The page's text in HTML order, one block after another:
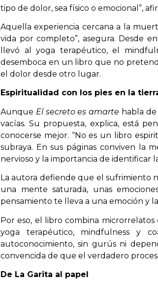
tipo de dolor, sea físico o emocional”,
Aquella experiencia cercana a la
vida por completo”, asegura. Desde
llevó al yoga terapéutico, el
desemboca en un libro que no
el dolor desde otro lugar.
Espiritualidad con los pies en la
Aunque El secreto es amarte habla
vacías. Su propuesta, explica, está
conocerse mejor. “No es un libro
subraya. En sus páginas conviven la
nervioso y la importancia de identificar
La autora defiende que el sufrimiento
una mente saturada, unas
pensamiento te lleva a una emoción y
Por eso, el libro combina
yoga terapéutico, mindfulness y
autoconocimiento, sin gurús ni
convencida de que el verdadero
De La Garita al papel